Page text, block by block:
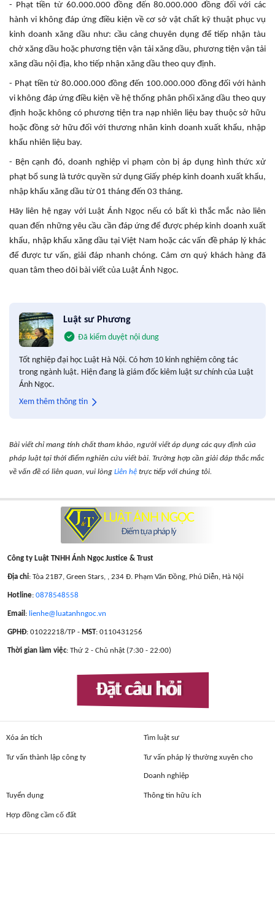
- Phạt tiền từ 60.000.000 đồng đến 80.000.000 đồng đối với các
hành vi không đáp ứng điều kiện về cơ sở vật chất kỹ thuật phục vụ
kinh doanh xăng dầu như: cầu cảng chuyên dụng để tiếp nhận tàu
chở xăng dầu hoặc phương tiện vận tải xăng dầu, phương tiện vận tải
xăng dầu nội địa, kho tiếp nhận xăng dầu theo quy định.
- Phạt tiền từ 80.000.000 đồng đến 100.000.000 đồng đối với hành
vi không đáp ứng điều kiện về hệ thống phân phối xăng dầu theo quy
định hoặc không có phương tiện tra nạp nhiên liệu bay thuộc sở hữu
hoặc đồng sở hữu đối với thương nhân kinh doanh xuất khẩu, nhập
khẩu nhiên liệu bay.
- Bện cạnh đó, doanh nghiệp vi phạm còn bị áp dụng hình thức xử
phạt bổ sung là tước quyền sử dụng Giấy phép kinh doanh xuất khẩu,
nhập khẩu xăng dầu từ 01 tháng đến 03 tháng.
Hãy liên hệ ngay với Luật Ánh Ngọc nếu có bất kì thắc mắc nào liên
quan đến những yêu cầu cần đáp ứng để được phép kinh doanh xuất
khẩu, nhập khẩu xăng dầu tại Việt Nam hoặc các vấn đề pháp lý khác
để được tư vấn, giải đáp nhanh chóng. Cảm ơn quý khách hàng đã
quan tâm theo dõi bài viết của Luật Ánh Ngọc.
Luật sư Phương
Đã kiểm duyệt nội dung
Tốt nghiệp đại học Luật Hà Nội. Có hơn 10 kinh nghiệm công tác
trong ngành luật. Hiện đang là giám đốc kiêm luật sư chính của Luật
Ánh Ngọc.
Xem thêm thông tin
Bài viết chỉ mang tính chất tham khảo, người viết áp dụng các quy định của
pháp luật tại thời điểm nghiên cứu viết bài. Trường hợp cần giải đáp thắc mắc
về vấn đề có liên quan, vui lòng Liên hệ trực tiếp với chúng tôi.
Công ty Luật TNHH Ánh Ngọc Justice & Trust
Địa chỉ: Tòa 21B7, Green Stars, , 234 Đ. Phạm Văn Đồng, Phú Diễn, Hà Nội
Hotline: 0878548558
Email : lienhe@luatanhngoc.vn
GPHĐ: 01022218/TP - MST: 0110431256
Thời gian làm việc: Thứ 2 - Chủ nhật (7:30 - 22:00)
Đặt câu hỏi
Xóa án tích Tìm luật sư
Tư vấn thành lập công ty Tư vấn pháp lý thường xuyên cho
Doanh nghiệp
Tuyển dụng Thông tin hữu ích
Hợp đồng cầm cố đất